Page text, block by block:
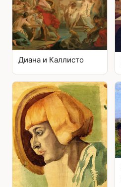
Диана и Каллисто